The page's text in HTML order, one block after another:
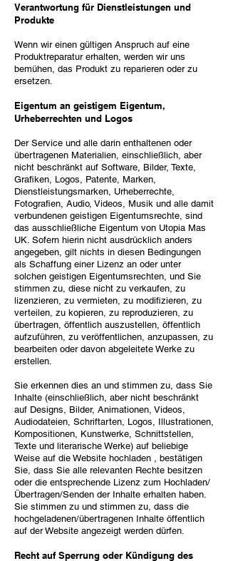
Verantwortung für Dienstleistungen und
Produkte
Wenn wir einen gültigen Anspruch auf eine
Produktreparatur erhalten, werden wir uns
bemühen, das Produkt zu reparieren oder zu
ersetzen.
Eigentum an geistigem Eigentum,
Urheberrechten und Logos
Der Service und alle darin enthaltenen oder
übertragenen Materialien, einschließlich, aber
nicht beschränkt auf Software, Bilder, Texte,
Grafiken, Logos, Patente, Marken,
Dienstleistungsmarken, Urheberrechte,
Fotografien, Audio, Videos, Musik und alle damit
verbundenen geistigen Eigentumsrechte, sind
das ausschließliche Eigentum von Utopia Mas
UK. Sofern hierin nicht ausdrücklich anders
angegeben, gilt nichts in diesen Bedingungen
als Schaffung einer Lizenz an oder unter
solchen geistigen Eigentumsrechten, und Sie
stimmen zu, diese nicht zu verkaufen, zu
lizenzieren, zu vermieten, zu modifizieren, zu
verteilen, zu kopieren, zu reproduzieren, zu
übertragen, öffentlich auszustellen, öffentlich
aufzuführen, zu veröffentlichen, anzupassen, zu
bearbeiten oder davon abgeleitete Werke zu
erstellen.
Sie erkennen dies an und stimmen zu, dass Sie
Inhalte (einschließlich, aber nicht beschränkt
auf Designs, Bilder, Animationen, Videos,
Audiodateien, Schriftarten, Logos, Illustrationen,
Kompositionen, Kunstwerke, Schnittstellen,
Texte und literarische Werke) auf beliebige
Weise auf die Website hochladen , bestätigen
Sie, dass Sie alle relevanten Rechte besitzen
oder die entsprechende Lizenz zum Hochladen/
Übertragen/Senden der Inhalte erhalten haben.
Sie stimmen zu und stimmen zu, dass die
hochgeladenen/übertragenen Inhalte öffentlich
auf der Website angezeigt werden dürfen.
Recht auf Sperrung oder Kündigung des